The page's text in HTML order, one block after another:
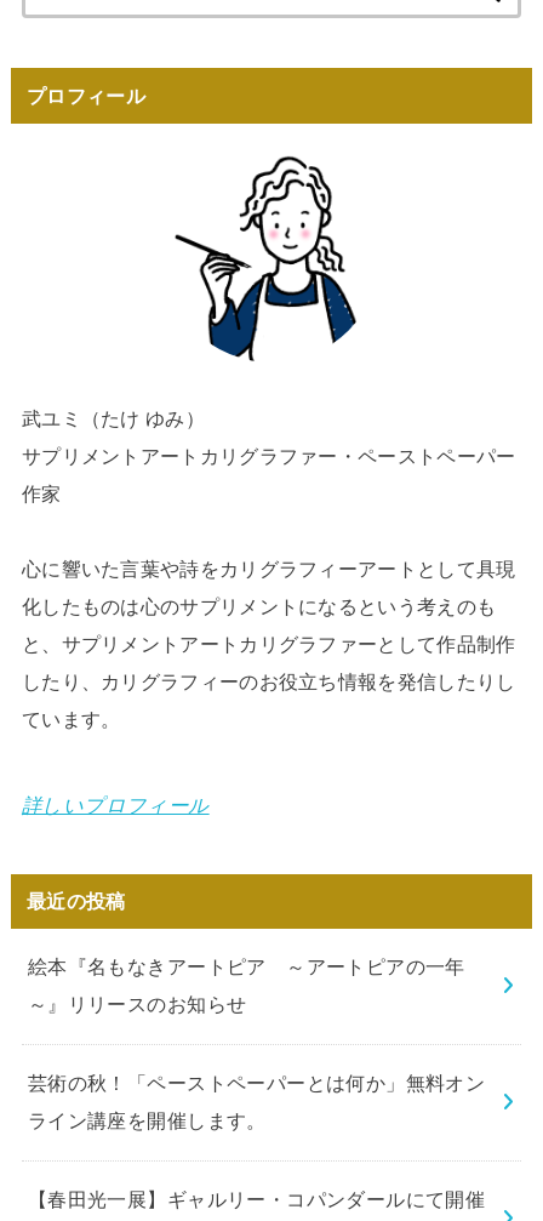
索:
プロフィール
武ユミ（たけ ゆみ）
サプリメントアートカリグラファー・ペーストペーパー
作家
心に響いた言葉や詩をカリグラフィーアートとして具現
化したものは心のサプリメントになるという考えのも
と、サプリメントアートカリグラファーとして作品制作
したり、カリグラフィーのお役立ち情報を発信したりし
ています。
詳しいプロフィール
最近の投稿
絵本『名もなきアートピア ～アートピアの一年
～』リリースのお知らせ
芸術の秋！「ペーストペーパーとは何か」無料オン
ライン講座を開催します。
【春田光一展】ギャルリー・コパンダールにて開催